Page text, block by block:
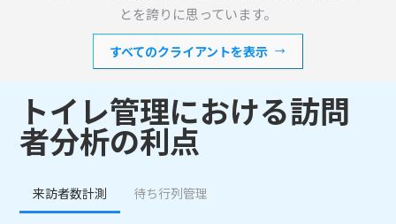
とを誇りに思っています。
すべてのクライアントを表示
トイレ管理における訪問
者分析の利点
来訪者数計測 待ち行列管理